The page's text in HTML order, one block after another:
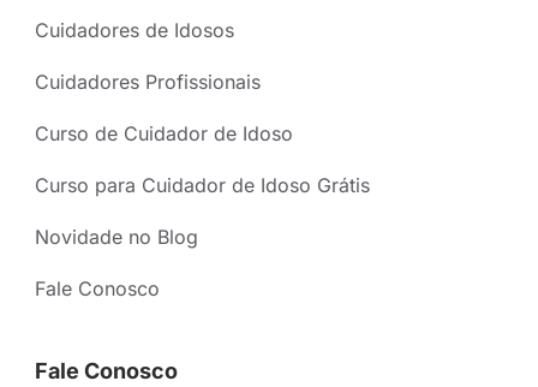
Cuidadores de Idosos
Cuidadores Profissionais
Curso de Cuidador de Idoso
Curso para Cuidador de Idoso Grátis
Novidade no Blog
Fale Conosco
Fale Conosco